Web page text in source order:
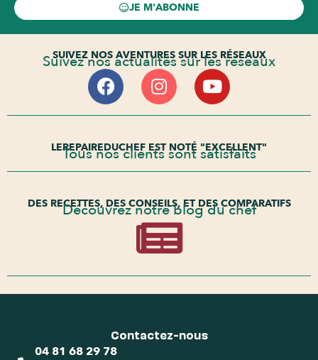
JE M'ABONNE
SUIVEZ NOS AVENTURES SUR LES RÉSEAUX
Suivez nos actualités sur les réseaux
LEREPAIREDUCHEF EST NOTÉ "EXCELLENT"
Tous nos clients sont satisfaits
DES RECETTES, DES CONSEILS, ET DES COMPARATIFS
Découvrez notre blog du chef
Contactez-nous
04 81 68 29 78